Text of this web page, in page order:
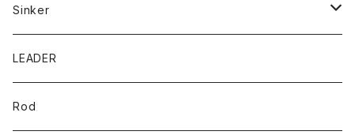
漁港ワームLv.2
Bスネイクinch
KeeperLine
Sinker
キーパーライン
U4シンカー
LEADER
Rod